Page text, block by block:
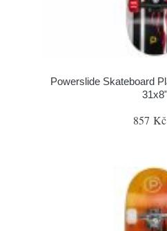
Powerslide Skateboard
31x8"
857 Kč